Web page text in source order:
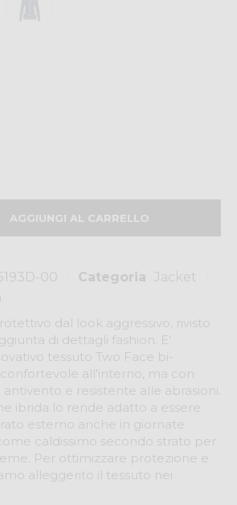
00 Categoria
Jacket
dal look aggressivo, rivisto
di dettagli fashion. E’
tessuto Two Face bi-
all'interno, ma con
e resistente alle abrasioni.
ibrida lo rende adatto a essere
esterno anche in giornate
caldissimo secondo strato per
Per ottimizzare protezione e
alleggerito il tessuto nei